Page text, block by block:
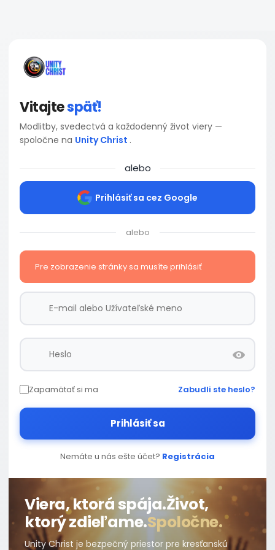
Vitajtespäť!
Modlitby, svedectvá a každodenný život viery —
spoločne na Unity Christ .
alebo
Prihlásiť sa cez Google
alebo
Pre zobrazenie stránky sa musíte prihlásiť
Zapamätať si ma Zabudli ste heslo?
Prihlásiť sa
Nemáte u nás ešte účet? Registrácia
Viera, ktorá spája.Život,
ktorý zdieľame.Spoločne.
Unity Christ je bezpečný priestor pre kresťanskú